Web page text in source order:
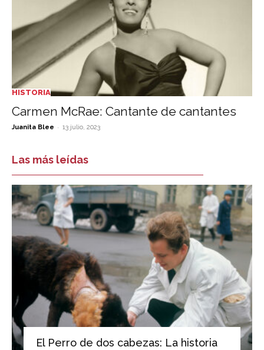
HISTORIA
Carmen McRae: Cantante de cantantes
Juanita Blee - 13 julio, 2023
Las más leídas
El Perro de dos cabezas: La historia